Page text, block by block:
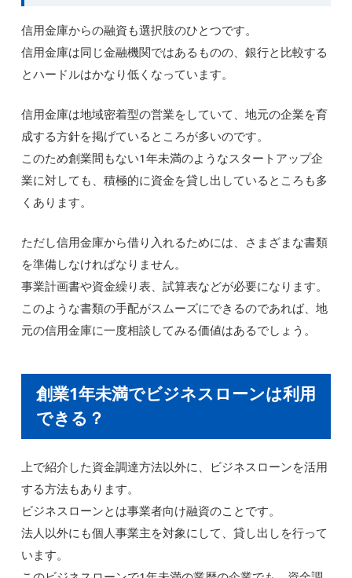
信用金庫からの融資も選択肢のひとつです。
信用金庫は同じ金融機関ではあるものの、銀行と比較する
とハードルはかなり低くなっています。
信用金庫は地域密着型の営業をしていて、地元の企業を育
成する方針を掲げているところが多いのです。
このため創業間もない1年未満のようなスタートアップ企
業に対しても、積極的に資金を貸し出しているところも多
くあります。
ただし信用金庫から借り入れるためには、さまざまな書類
を準備しなければなりません。
事業計画書や資金繰り表、試算表などが必要になります。
このような書類の手配がスムーズにできるのであれば、地
元の信用金庫に一度相談してみる価値はあるでしょう。
創業1年未満でビジネスローンは利用
できる？
上で紹介した資金調達方法以外に、ビジネスローンを活用
する方法もあります。
ビジネスローンとは事業者向け融資のことです。
法人以外にも個人事業主を対象にして、貸し出しを行って
います。